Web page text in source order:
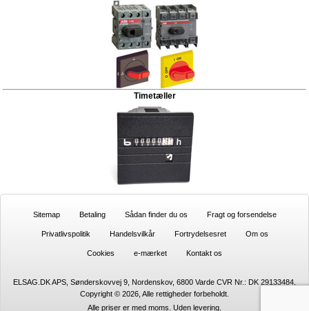
Timetæller
Sitemap Betaling Sådan finder du os Fragt og forsendelse
Privatlivspolitik Handelsvilkår Fortrydelsesret Om os
Cookies e-mærket Kontakt os
ELSAG.DK APS, Sønderskovvej 9, Nordenskov, 6800 Varde CVR Nr.: DK 29133484,
Copyright © 2026, Alle rettigheder forbeholdt.
Alle priser er med moms. Uden levering.